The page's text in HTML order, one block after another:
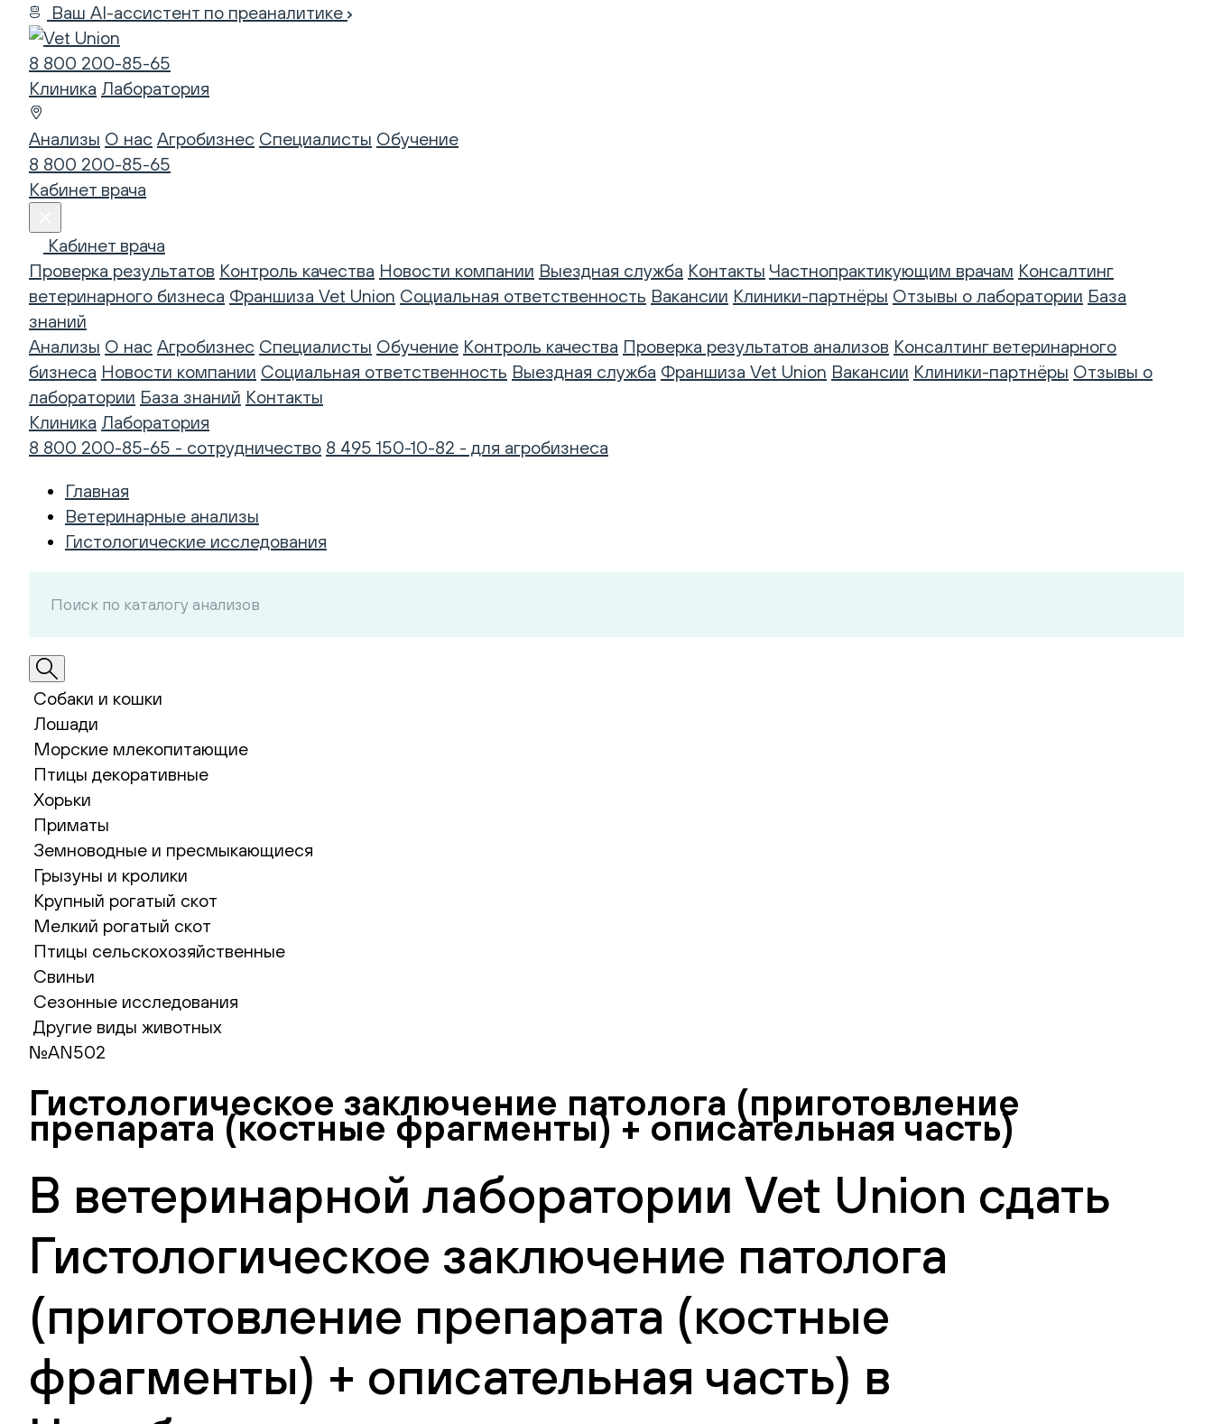
Ваш AI-ассистент по преаналитике
8 800 200-85-65
Клиника Лаборатория
Анализы О нас Агробизнес Специалисты Обучение
8 800 200-85-65
Кабинет врача
Кабинет врача
Проверка результатов Контроль качества Новости компании Выездная служба Контакты Частнопрактикующим врачам Консалтинг
ветеринарного бизнеса Франшиза Vet Union Социальная ответственность Вакансии Клиники-партнёры Отзывы о лаборатории База
знаний
Анализы О нас Агробизнес Специалисты Обучение Контроль качества Проверка результатов анализов Консалтинг ветеринарного
бизнеса Новости компании Социальная ответственность Выездная служба Франшиза Vet Union Вакансии Клиники-партнёры Отзывы о
лаборатории База знаний Контакты
Клиника Лаборатория
8 800 200-85-65 - сотрудничество 8 495 150-10-82 - для агробизнеса
Главная
Ветеринарные анализы
Гистологические исследования
Собаки и кошки
Лошади
Морские млекопитающие
Птицы декоративные
Хорьки
Приматы
Земноводные и пресмыкающиеся
Грызуны и кролики
Крупный рогатый скот
Мелкий рогатый скот
Птицы сельскохозяйственные
Свиньи
Сезонные исследования
Другие виды животных
№AN502
Гистологическое заключение патолога (приготовление
препарата (костные фрагменты) + описательная часть)
В ветеринарной лаборатории Vet Union сдать
Гистологическое заключение патолога
(приготовление препарата (костные
фрагменты) + описательная часть) в